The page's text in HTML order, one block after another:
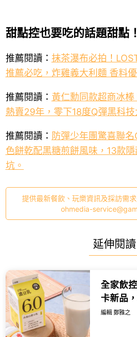
甜點控也要吃的話題甜點！
推薦閱讀： 抹茶瀑布必拍！
推薦必吃，炸雞義大利麵 香料
推薦閱讀： 黃仁勳同款超商冰
熱賣29年，零下18度Q彈黑科技
推薦閱讀： 防彈少年團驚喜聯
色餅乾配黑糖煎餅風味，13款
坑。
提供最新餐飲、玩樂資訊及採訪需
ohmedia-
延伸閱讀
全家飲
卡新品
櫛瓜包先
編輯 鄭雅之